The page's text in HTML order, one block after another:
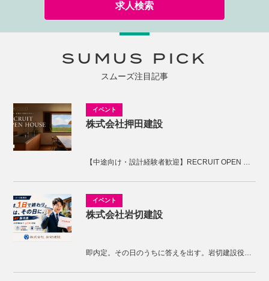
求人検索
SUMUS PICK
スムーズ注目記事
株式会社押田建設
【中途向け・設計経験者歓迎】RECRUIT OPEN HOUSE開催！KNOTの家づくりを体感しませんか。
株式会社岩切建設
即内定。その日のうちに答えを出す。岩切建設役員面接